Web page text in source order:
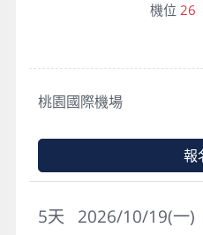
機位 26
桃園國際機場
報
2026/10/19(一)
5天